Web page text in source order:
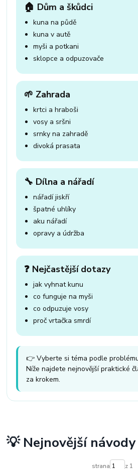
🏠 Dům a škůdci
kuna na půdě
kuna v autě
myši a potkani
sklopce a odpuzovače
🌱 Zahrada
krtci a hraboši
vosy a sršni
srnky na zahradě
divoká prasata
🔧 Dílna a nářadí
nářadí jiskří
špatné uhlíky
aku nářadí
opravy a údržba
❓ Nejčastější dotazy
jak vyhnat kunu
co funguje na myši
co odpuzuje vosy
proč vrtačka smrdí
👉 Vyberte si téma podle
Níže najdete nejnovější praktické
za krokem.
💡 Nejnovější
strana z 1